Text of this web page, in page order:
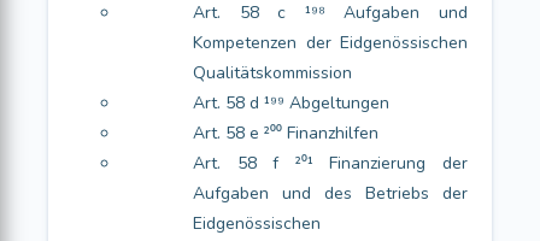
Art. 58 c ¹⁹⁸ Aufgaben und
Kompetenzen der Eidgenössischen
Qualitätskommission
Art. 58 d ¹⁹⁹ Abgeltungen
Art. 58 e ²⁰⁰ Finanzhilfen
Art. 58 f ²⁰¹ Finanzierung der
Aufgaben und des Betriebs der
Eidgenössischen